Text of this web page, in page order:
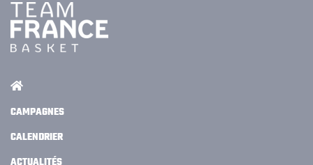
CAMPAGNES
CALENDRIER